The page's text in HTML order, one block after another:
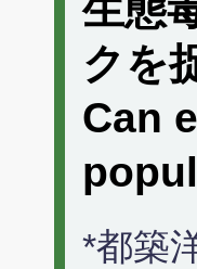
クを
Can
*都築